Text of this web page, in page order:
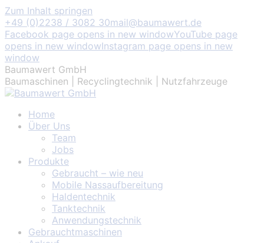
Zum Inhalt springen
+49 (0)2238 / 3082 30mail@baumawert.de
Facebook page opens in new windowYouTube page
opens in new windowInstagram page opens in new
window
Baumawert GmbH
Baumaschinen | Recyclingtechnik | Nutzfahrzeuge
Home
Über Uns
Team
Jobs
Produkte
Gebraucht – wie neu
Mobile Nassaufbereitung
Haldentechnik
Tanktechnik
Anwendungstechnik
Gebrauchtmaschinen